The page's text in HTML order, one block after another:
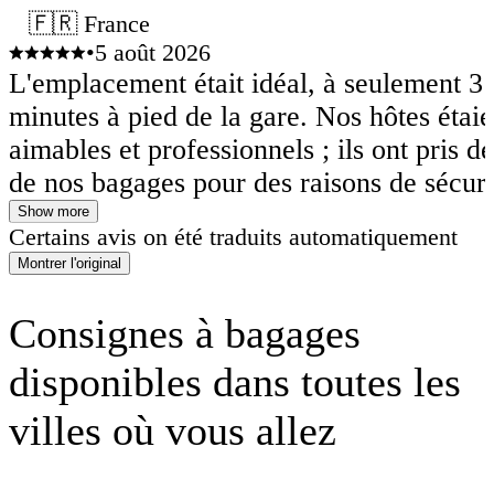
🇫🇷 France
•5 août 2026
L'emplacement était idéal, à seulement 3
minutes à pied de la gare. Nos hôtes
aimables et professionnels ; ils ont pris
de nos bagages pour des raisons de
horaires d'ouverture étaient pratiques :
l'établissement était ouvert tous les
avons laissé nos bagages pendant une
temps de partir en randonnée dans les
nous les avons récupérés sans aucun
Show more
Certains avis on été traduits automatiquement
Montrer l'original
Consignes à bagages
disponibles dans toutes les
villes où vous allez